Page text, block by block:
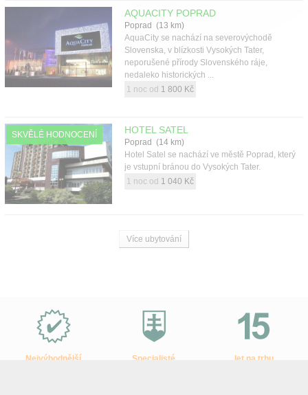
AQUACITY POPRAD
Poprad (13 km)
AquaCity se nachází na severovýchodě
Slovenska, v blízkosti Vysokých Tater,
neporušené přírody Slovenského ráje,
nedaleko historických ...
1 noc od 1 800 Kč
SKVĚLÉ HODNOCENÍ HOTEL SATEL
Poprad (14 km)
Hotel Satel se nachází ve městě Poprad, který
je vstupní bránou do Vysokých Tater.
1 noc od 1 040 Kč
Více ubytování
Slovensko.cz?
Nejvýhodnější
Specialisté
let na trhu